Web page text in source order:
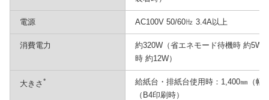
電源 AC100V 50/60㎐ 3.4A以上
消費電力
約320W（省エネモード待機時 約5W
時 約12W）
大きさ *
給紙台・排紙台使用時：1,400㎜（幅
（B4印刷時）